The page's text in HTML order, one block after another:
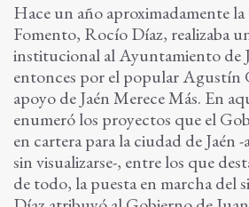
Hace un año aproximadamente la
Fomento, Rocío Díaz, realizaba
institucional al Ayuntamiento de
entonces por el popular Agustín
apoyo de Jaén Merece Más. En
enumeró los proyectos que el
en cartera para la ciudad de Jaén
sin visualizarse-, entre los que
de todo, la puesta en marcha del